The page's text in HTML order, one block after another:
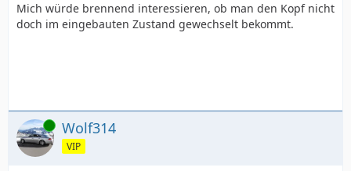
Mich würde brennend interessieren, ob man den Kopf nicht
doch im eingebauten Zustand gewechselt bekommt.
Online Wolf314
VIP